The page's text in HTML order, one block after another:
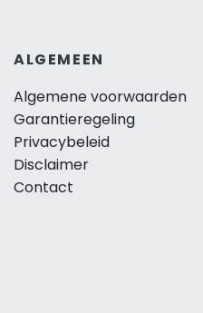
ALGEMEEN
Algemene voorwaarden
Garantieregeling
Privacybeleid
Disclaimer
Contact